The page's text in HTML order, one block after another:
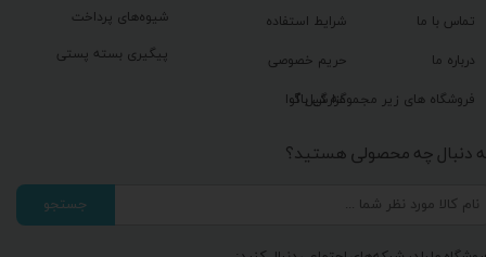
شیوه‌های پرداخت
پیگیری بسته پستی
شرایط استفاده
حریم خصوصی
گزارش باگ
تماس با ما
درباره ما
فروشگاه های زیر مجموعه گیل آوا
دنبال چه محصولی هستید؟
جستجو